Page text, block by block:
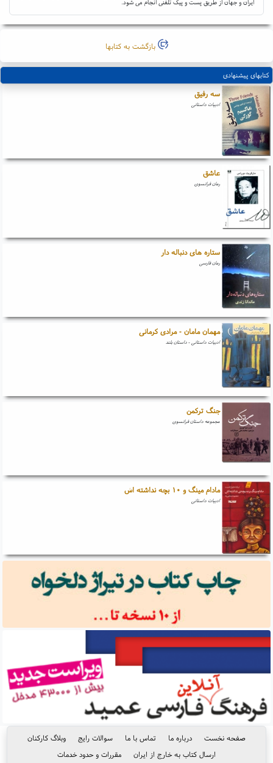
ایران و جهان از طریق پست و پیک تلفنی انجام می شود.
بازگشت به کتابها
کتابهای پیشنهادی
سه رفیق
ادبیات داستانی
عاشق
رمان فرانسوی
ستاره های دنباله دار
رمان فارسی
مهمان مامان - مرادی کرمانی
ادبیات داستانی - داستان بلند
جنگ ترکمن
مجموعه داستان فرانسوی
مادام مینگ و ۱۰ بچه نداشته اش
ادبیات داستانی
صفحه نخست درباره ما تماس با ما سوالات رایج
وبلاگ کارکنان
ارسال کتاب به خارج از ایران
مقررات و حدود خدمات